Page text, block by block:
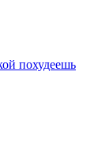
похудеешь